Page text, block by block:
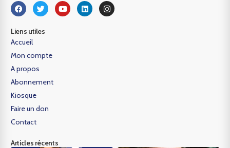
Liens utiles
Accueil
Mon compte
A propos
Abonnement
Kiosque
Faire un don
Contact
Articles récents